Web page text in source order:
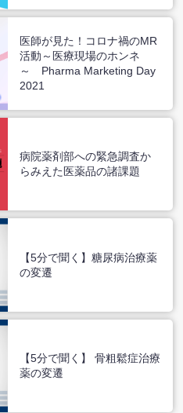
医師が見た！コロナ禍のMR
活動～医療現場のホンネ
～ Pharma Marketing Day
2021
病院薬剤部への緊急調査か
らみえた医薬品の諸課題
【5分で聞く】糖尿病治療薬
の変遷
【5分で聞く】 骨粗鬆症治療
薬の変遷